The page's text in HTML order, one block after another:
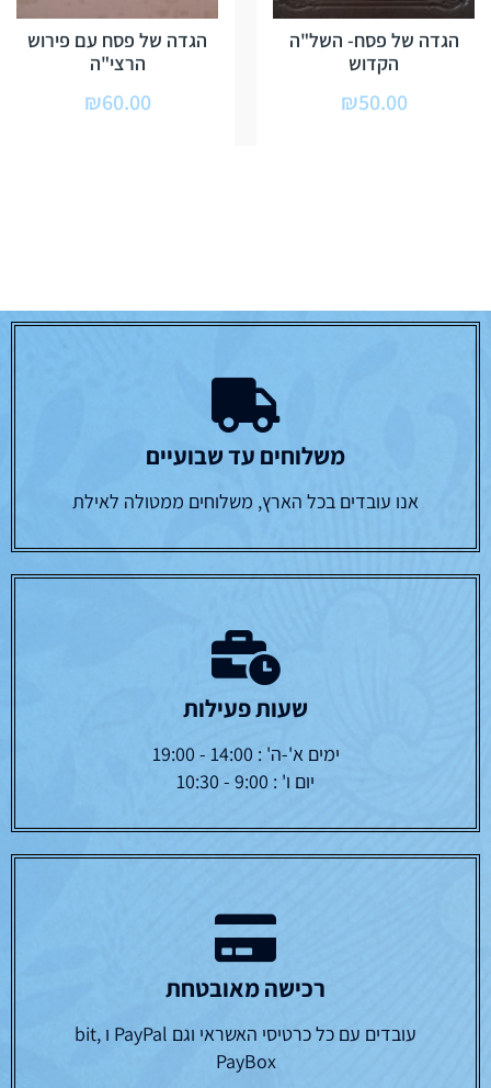
הגדה של פסח- השל"ה
הקדוש
₪50.00
הגדה של פסח עם פירוש
הרצי"ה
₪60.00
משלוחים עד שבועיים
אנו עובדים בכל הארץ, משלוחים ממטולה לאילת
שעות פעילות
ימים א'-ה' : 14:00 - 19:00
יום ו' : 9:00 - 10:30
רכישה מאובטחת
עובדים עם כל כרטיסי האשראי וגם PayPal ו bit,
PayBox